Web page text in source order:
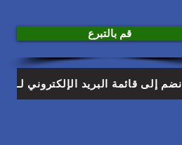
قم بالتبرع